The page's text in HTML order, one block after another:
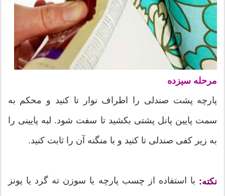
مرحله سیزده
پارچه پشت صندلی را اطراف نوار تا کنید و محکم به
سمت پایین پانل پشتی بکشید تا سفت شود. لبه پایینی را
به زیر کفی صندلی تا کنید و با منگنه آن را ثابت کنید.
نکته: با استفاده از چسب پارچه یا سوزن ته گرد یا پونز